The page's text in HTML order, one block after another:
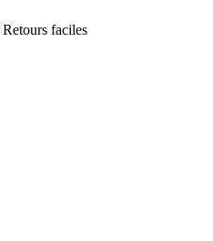
Retours faciles